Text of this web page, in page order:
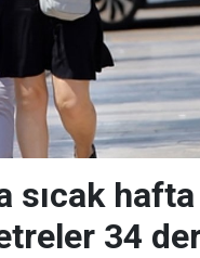
sıcak
34